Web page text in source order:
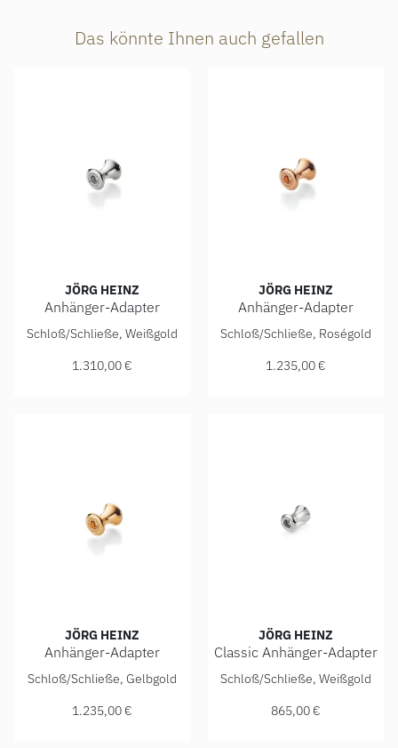
Das könnte Ihnen auch gefallen
JÖRG HEINZ
Anhänger-Adapter
Jörg Heinz Anhänger-Adapter, Ref: 4003.0-10 750 1
Schloß/Schließe, Weißgold
1.310,00 €
JÖRG HEINZ
Anhänger-Adapter
Jörg Heinz Anhänger-
Schloß/Schließe, Roségold
1.235,00 €
JÖRG HEINZ
Anhänger-Adapter
Jörg Heinz Anhänger-Adapter, Ref: 4003.0-10 750 2
Schloß/Schließe, Gelbgold
1.235,00 €
JÖRG HEINZ
Classic Anhänger-Adapter
Jörg Heinz Classic
Schloß/Schließe, Weißgold
865,00 €